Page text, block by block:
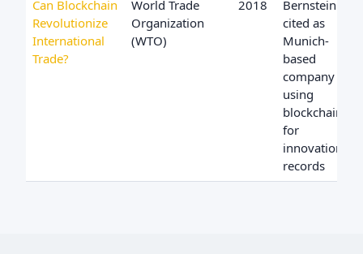
Can Blockchain
Revolutionize
International
Trade?
World Trade
Organization
(WTO)
2018
Bernstein
cited as
Munich-
based
company
using
blockchain
for
innovation
records